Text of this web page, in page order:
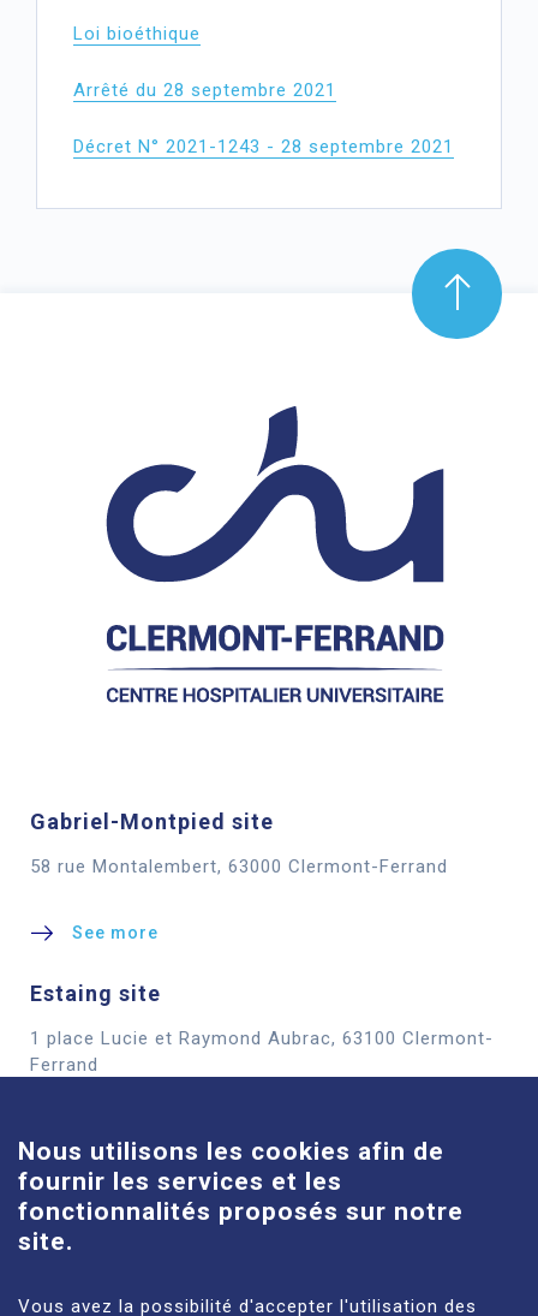
Loi bioéthique
Arrêté du 28 septembre 2021
Décret N° 2021-1243 - 28 septembre 2021
Gabriel-Montpied site
58 rue Montalembert, 63000 Clermont-Ferrand
See more
Estaing site
1 place Lucie et Raymond Aubrac, 63100 Clermont-
Ferrand
Louise-Michel site
61 route de Châteaugay, 63118 Cébazat
See more
Nous utilisons les cookies afin de
fournir les services et les
fonctionnalités proposés sur notre
site.
Vous avez la possibilité d'accepter l'utilisation des